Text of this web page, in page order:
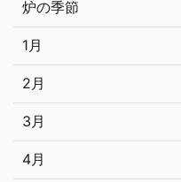
炉の季節
1月
2月
3月
4月